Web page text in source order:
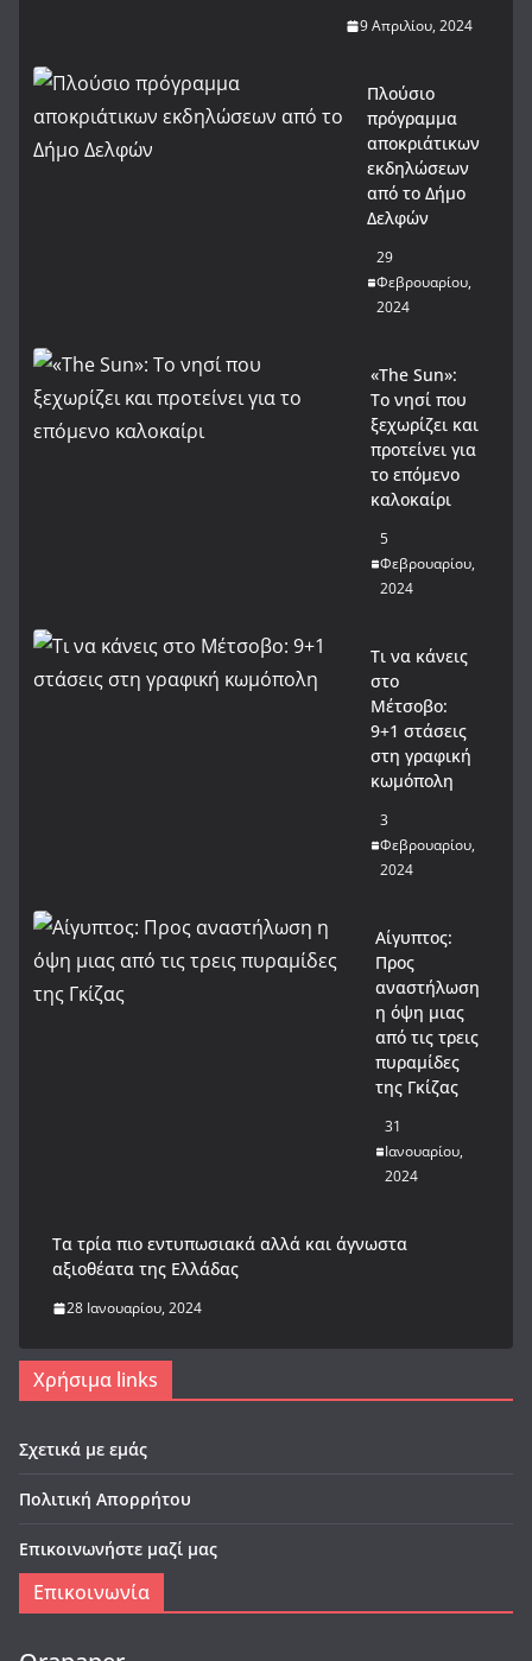
9 Απριλίου, 2024
Πλούσιο
πρόγραμμα
αποκριάτικων
εκδηλώσεων
από το Δήμο
Δελφών
29
Φεβρουαρίου,
2024
«The Sun»:
Το νησί που
ξεχωρίζει και
προτείνει για
το επόμενο
καλοκαίρι
5
Φεβρουαρίου,
2024
Τι να κάνεις
στο
Μέτσοβο:
9+1 στάσεις
στη γραφική
κωμόπολη
3
Φεβρουαρίου,
2024
Αίγυπτος:
Προς
αναστήλωση
η όψη μιας
από τις τρεις
πυραμίδες
της Γκίζας
31
Ιανουαρίου,
2024
Tα τρία πιο εντυπωσιακά αλλά και άγνωστα
αξιοθέατα της Ελλάδας
28 Ιανουαρίου, 2024
Χρήσιμα links
Σχετικά με εμάς
Πολιτική Απορρήτου
Επικοινωνήστε μαζί μας
Επικοινωνία